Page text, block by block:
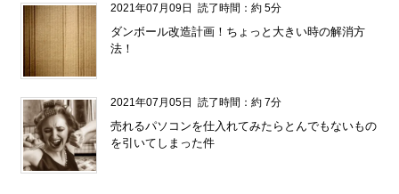
2021年07月09日 読了時間：約 5分
ダンボール改造計画！ちょっと大きい時の解消方
法！
2021年07月05日 読了時間：約 7分
売れるパソコンを仕入れてみたらとんでもないもの
を引いてしまった件